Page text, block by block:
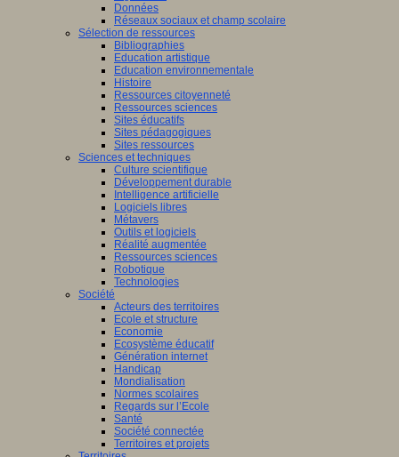
Données
Réseaux sociaux et champ scolaire
Sélection de ressources
Bibliographies
Education artistique
Education environnementale
Histoire
Ressources citoyenneté
Ressources sciences
Sites éducatifs
Sites pédagogiques
Sites ressources
Sciences et techniques
Culture scientifique
Développement durable
Intelligence artificielle
Logiciels libres
Métavers
Outils et logiciels
Réalité augmentée
Ressources sciences
Robotique
Technologies
Société
Acteurs des territoires
Ecole et structure
Economie
Ecosystème éducatif
Génération internet
Handicap
Mondialisation
Normes scolaires
Regards sur l’Ecole
Santé
Société connectée
Territoires et projets